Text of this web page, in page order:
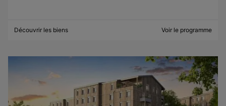
Découvrir les biens Voir le programme